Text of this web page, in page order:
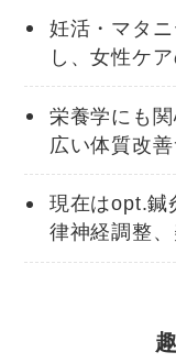
妊活・マタ
し、女性ケ
栄養学にも
広い体質改
現在はopt.鍼
律神経調整